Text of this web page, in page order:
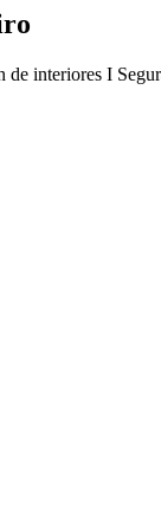
interiores I